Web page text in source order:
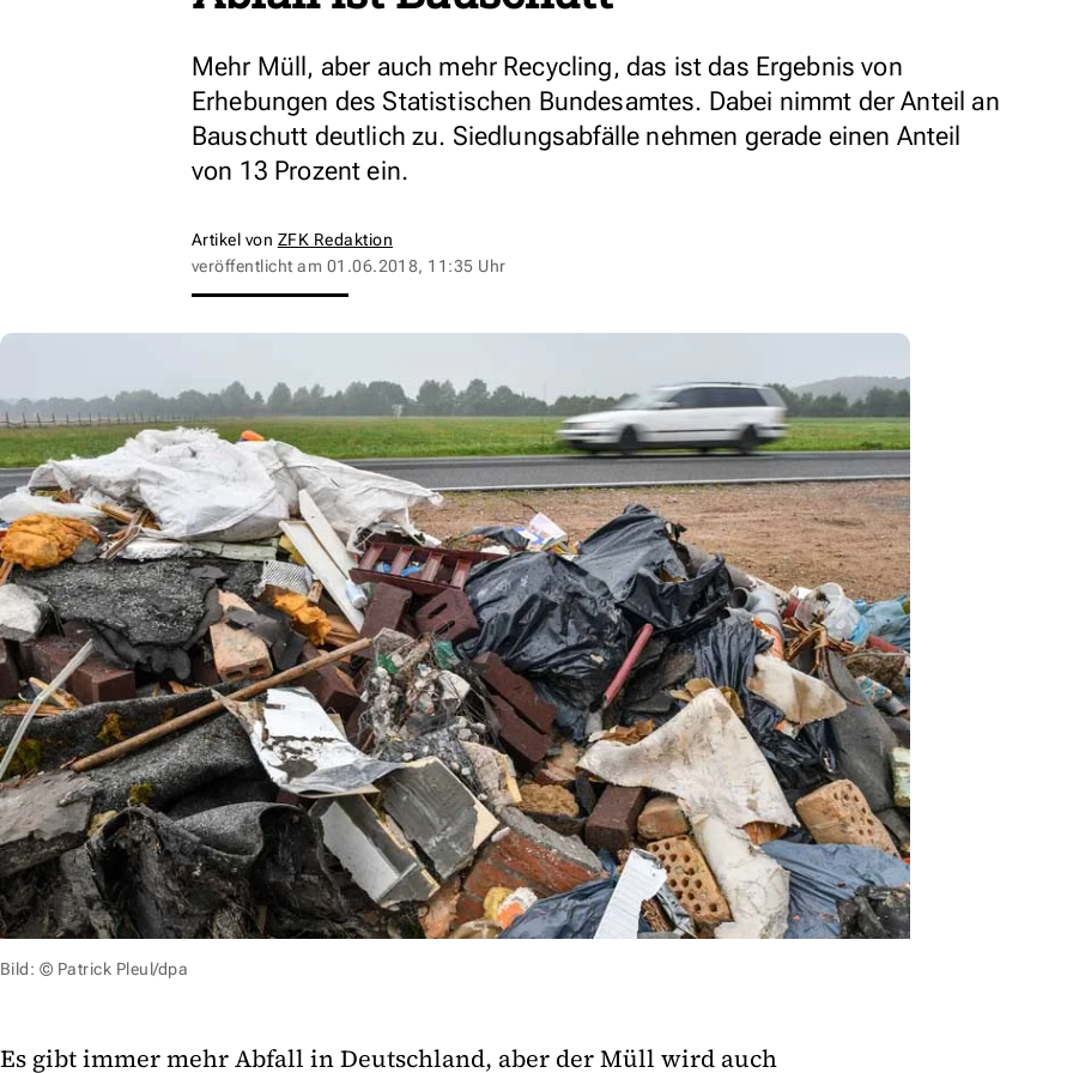
Mehr Müll, aber auch mehr Recycling, das ist das Ergebnis von
Erhebungen des Statistischen Bundesamtes. Dabei nimmt der Anteil an
Bauschutt deutlich zu. Siedlungsabfälle nehmen gerade einen Anteil
von 13 Prozent ein.
Artikel von ZFK Redaktion
veröffentlicht am 01.06.2018, 11:35 Uhr
Bild: © Patrick Pleul/dpa
Es gibt immer mehr Abfall in Deutschland, aber der Müll wird auch